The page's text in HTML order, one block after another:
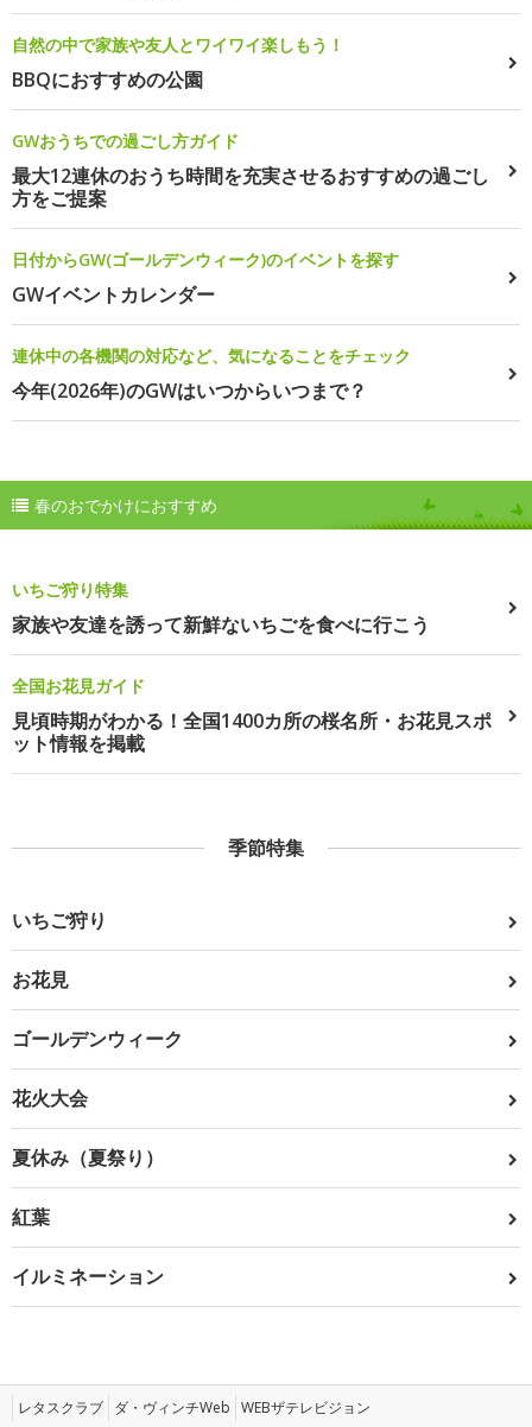
自然の中で家族や友人とワイワイ楽しもう！
BBQにおすすめの公園
GWおうちでの過ごし方ガイド
最大12連休のおうち時間を充実させるおすすめの過ごし
方をご提案
日付からGW(ゴールデンウィーク)のイベントを探す
GWイベントカレンダー
連休中の各機関の対応など、気になることをチェック
今年(2026年)のGWはいつからいつまで？
春のおでかけにおすすめ
いちご狩り特集
家族や友達を誘って新鮮ないちごを食べに行こう
全国お花見ガイド
見頃時期がわかる！全国1400カ所の桜名所・お花見スポ
ット情報を掲載
季節特集
いちご狩り
お花見
ゴールデンウィーク
花火大会
夏休み（夏祭り）
紅葉
イルミネーション
レタスクラブ ダ・ヴィンチWeb WEBザテレビジョン